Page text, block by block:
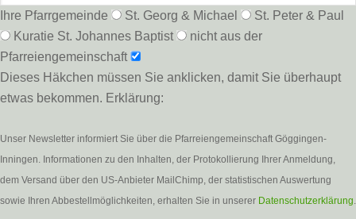
Ihre Pfarrgemeinde St. Georg & Michael
St. Peter & Paul
Kuratie St. Johannes Baptist
nicht aus der
Pfarreiengemeinschaft
Dieses Häkchen müssen Sie anklicken, damit Sie überhaupt
etwas bekommen. Erklärung:
Unser Newsletter informiert Sie über die Pfarreiengemeinschaft Göggingen-
Inningen. Informationen zu den Inhalten, der Protokollierung Ihrer Anmeldung,
dem Versand über den US-Anbieter MailChimp, der statistischen Auswertung
sowie Ihren Abbestellmöglichkeiten, erhalten Sie in unserer Datenschutzerklärung.